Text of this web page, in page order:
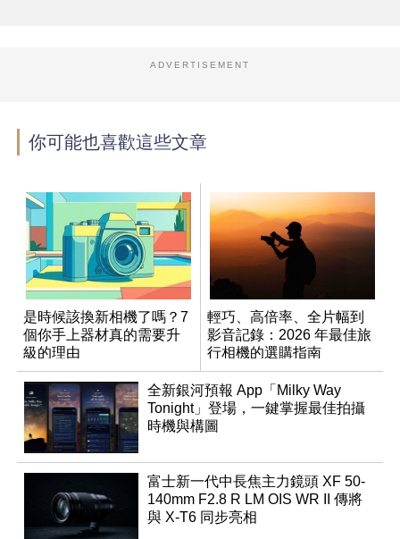
ADVERTISEMENT
你可能也喜歡這些文章
是時候該換新相機了嗎？7
個你手上器材真的需要升
級的理由
輕巧、高倍率、全片幅到
影音記錄：2026 年最佳旅
行相機的選購指南
全新銀河預報 App「Milky Way
Tonight」登場，一鍵掌握最佳拍攝
時機與構圖
富士新一代中長焦主力鏡頭 XF 50-
140mm F2.8 R LM OIS WR II 傳將
與 X-T6 同步亮相